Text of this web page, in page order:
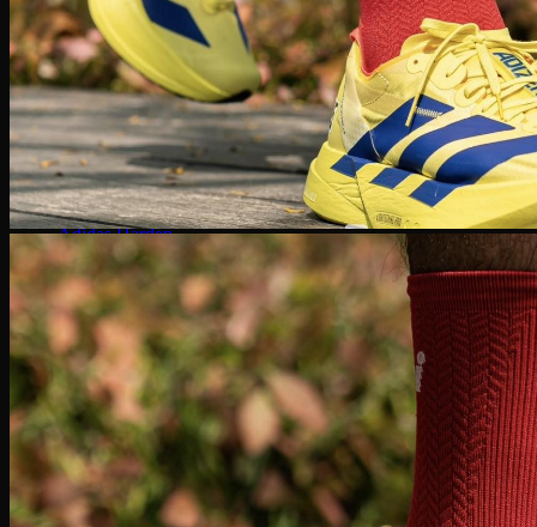
Adidas Original
Adidas XLG
Adidas Samba
SuperStar
Adidas Gazelle
Adidas Campus
Giày bóng rổ Adidas
Adidas Dame 8
Adidas Harden
Ultra Boost
Ultra Boost 22
Ultra Boost 4.0
Giày chạy Adidas
Adidas Adizero
Adidas Yeezy
Yeezy 350
Yeezy Slide